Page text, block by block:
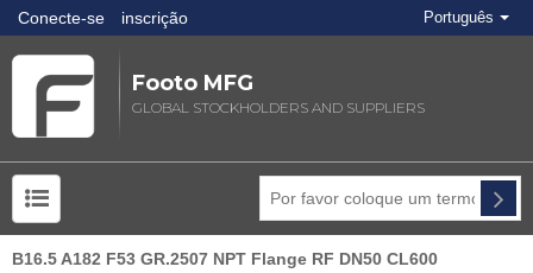
Conecte-se inscrição Português
Footo MFG
GLOBAL STOCKHOLDERS AND SUPPLIERS
B16.5 A182 F53 GR.2507 NPT Flange RF DN50 CL600